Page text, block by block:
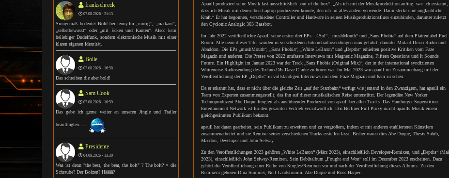
frankschreck
07.08.2026 - 21:13
Sinngemäß bedeutet Bold bei jenny.fm „mutig“, „markant“,
„selbstbewusst“ oder „mit Ecken und Kanten“. Also: kein
beliebiger Dudelfunk, sondern elektronische Musik mit einer
klaren eigenen Identität.
Bolle
07.08.2026 - 16:58
Das schreiben die aber bold!
Sam Cook
07.08.2026 - 10:59
Das gebe ich gerne weiter an unseren Jingle und Trailer
beauftragten.....
Presidente
04.08.2026 - 13:30
Was ist denn "the best, the beat, the bolt" ? The bolt? = die
Schraube? Der Bolzen? Hääää?
Apaull produziert seine Musik fast ausschließlich „out of the box“. „Als ich mit der Musikproduktion anfing, war ich erstaunt,
dass ich Musik mit demselben Laptop produzieren konnte, den ich für alles andere verwende. Darin steckt eine unglaubliche
Kraft.“ Er hat begonnen, verschiedene Controller und Hardware in seinen Musikproduktionsfluss einzubinden, darunter zuletzt
den Cyclonic Analogic 303 Bassbot.
Im Jahr 2022 veröffentlichte Apaull seine ersten drei EPs: „4Sol“, „mushMouth“ und „Sans Phobia“ auf dem Plattenlabel Fuel
Room. Alle neun dieser Titel wurden in verschiedenen Internetradiosendungen uraufgeführt, darunter Mutant Disco Radio und
Abaddon. Die EPs „mushMouth“, „Sans Phobia“, „White LeBaron“ und „Depths“ erhielten positive Kritiken vom Faze
Magazin und anderen. Die Presse von 2022 umfasste Interviews mit Magnetic Magazine, Fifteen Questions und It Sounds
Future. Ein Highlight im Januar 2023 war der Track „Sans Phobia (Original Mix)“, der in der international syndizierten
Whitenoise-Radiosendung des Techno-DJs Dave Clarke zu hören war. Im Mai 2023 war apaull im Zusammenhang mit der
Veröffentlichung der EP „Depths“ in vollständigen Interviews mit dem Faze Magazin und 6am zu sehen.
Da er erkannt hat, dass er nicht über die gleiche Zeit „auf der Startbahn“ verfügt wie jemand in den Zwanzigern, hat apaull ein
Team von Experten zusammengestellt, das ihn auf dieser musikalischen Reise unterstützt. Der legendäre New Yorker
Technoproduzent Abe Duque fungiert als ausführender Produzent von apaull bei allen Tracks. Das Hamburger Superstition
Entertainment Network ist für den gesamten Vertrieb verantwortlich. Das Berliner Pull Proxy macht apaulls Musik einem
gleichgesinnten Publikum bekannt.
apaull hat daran gearbeitet, sein Publikum zu erweitern und zu vergrößern, indem er mit anderen etablierteren Künstlern
zusammenarbeitet und sie Remixe seiner verschiedenen Tracks erstellen lässt. Bisher waren dies Abe Duque, Thesis Sahib,
Maedon, Developer und John Selway.
Zu den Veröffentlichungen 2023 gehören „White LeBaron“ (März 2023), einschließlich Developer-Remixen, und „Depths“ (Mai
2023), einschließlich John Selway-Remixen. Sein Debütalbum „Fought and Won“ soll im Dezember 2023 erscheinen. Dazu
gehört die Veröffentlichung einer Reihe von Singles/Remixen vor und nach der Veröffentlichung dieses Albums. Zu den
Remixern gehören Dina Summer, Neil Landstrumm, Abe Duque und Ross Harper.